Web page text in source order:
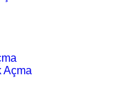
Açma